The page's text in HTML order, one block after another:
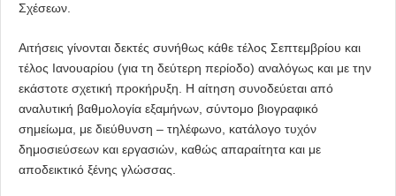
Σχέσεων.
Αιτήσεις γίνονται δεκτές συνήθως κάθε τέλος Σεπτεμβρίου και
τέλος Ιανουαρίου (για τη δεύτερη περίοδο) αναλόγως και με την
εκάστοτε σχετική προκήρυξη. Η αίτηση συνοδεύεται από
αναλυτική βαθμολογία εξαμήνων, σύντομο βιογραφικό
σημείωμα, με διεύθυνση – τηλέφωνο, κατάλογο τυχόν
δημοσιεύσεων και εργασιών, καθώς απαραίτητα και με
αποδεικτικό ξένης γλώσσας.